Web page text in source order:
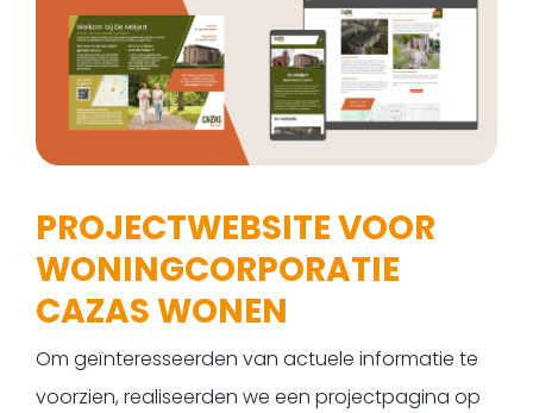
PROJECTWEBSITE VOOR
WONINGCORPORATIE
CAZAS WONEN
Om geïnteresseerden van actuele informatie te
voorzien, realiseerden we een projectpagina op